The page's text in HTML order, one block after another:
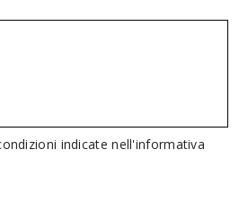
indicate nell'informativa